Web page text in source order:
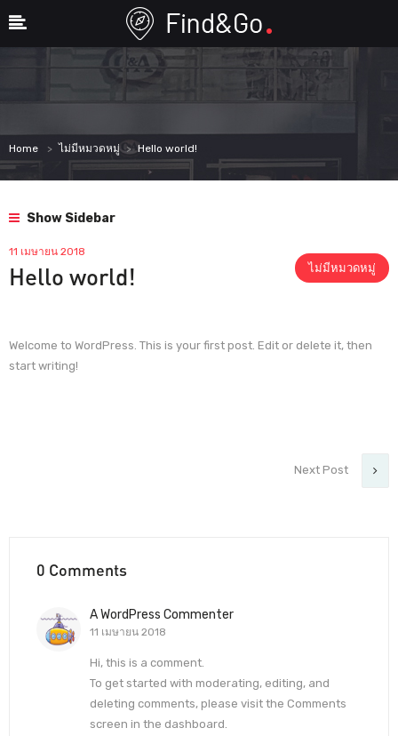
Home ไม่มีหมวดหมู่ Hello world!
Show Sidebar
ไม่มีหมวดหมู่
11 เมษายน 2018
Hello world!
Welcome to WordPress. This is your first post. Edit or delete it, then
start writing!
Next Post
0 Comments
A WordPress Commenter
11 เมษายน 2018
Hi, this is a comment.
To get started with moderating, editing, and
deleting comments, please visit the Comments
screen in the dashboard.